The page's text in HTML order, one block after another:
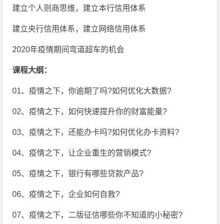
建立个人则商思维，建立本行信用体系
建立央行信用体系，建立网络信用体系
2020年疫情期间弯道超车的机会
课程大纲：
01、疫情之下，你逾期了吗?如何优化大数据?
02、疫情之下，如何快速提升你的财富能量?
03、疫情之下，还能办卡吗?如何优化办卡资料?
04、疫情之下，让企业重生的营销模式?
05、疫情之下，银行有哪些贷款产品?
06、疫情之下，企业如何自救?
07、疫情之下，二版征信哪些你不知道的小秘密?